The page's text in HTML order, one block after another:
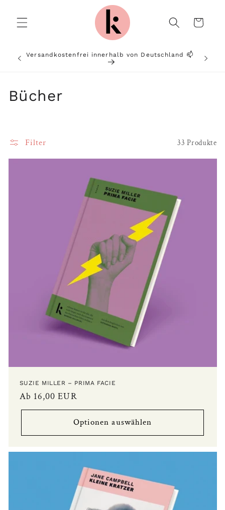
Inhalt
Warenkorb
Versandkostenfrei innerhalb von Deutschland 📫
K
e
Bücher
Filter 33 Produkte
SUZIE MILLER – PRIMA FACIE
Normaler
Preis
Ab 16,00 EUR
Optionen auswählen